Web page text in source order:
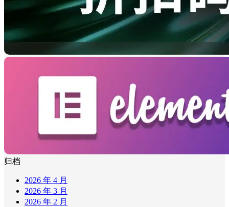
归档
2026 年 4 月
2026 年 3 月
2026 年 2 月